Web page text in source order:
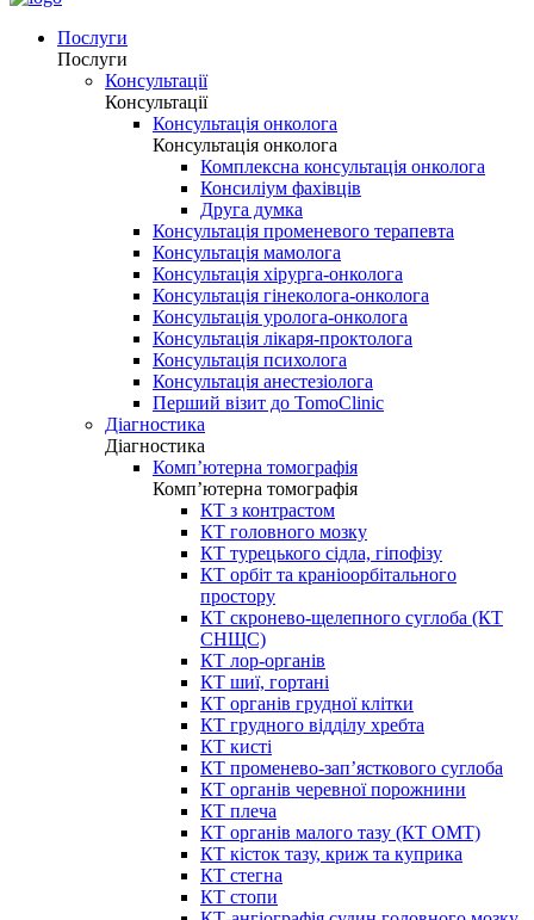
Послуги
Послуги
Консультації
Консультації
Консультація онколога
Консультація онколога
Комплексна консультація онколога
Консиліум фахівців
Друга думка
Консультація променевого терапевта
Консультація мамолога
Консультація хірурга-онколога
Консультація гінеколога-онколога
Консультація уролога-онколога
Консультація лікаря-проктолога
Консультація психолога
Консультація анестезіолога
Перший візит до TomoClinic
Діагностика
Діагностика
Комп’ютерна томографія
Комп’ютерна томографія
КТ з контрастом
КТ головного мозку
КТ турецького сідла, гіпофізу
КТ орбіт та краніоорбітального
простору
КТ скронево-щелепного суглоба (КТ
СНЩС)
КТ лор-органів
КТ шиї, гортані
КТ органів грудної клітки
КТ грудного відділу хребта
КТ кисті
КТ променево-зап’ясткового суглоба
КТ органів черевної порожнини
КТ плеча
КТ органів малого тазу (КТ ОМТ)
КТ кісток тазу, криж та куприка
КТ стегна
КТ стопи